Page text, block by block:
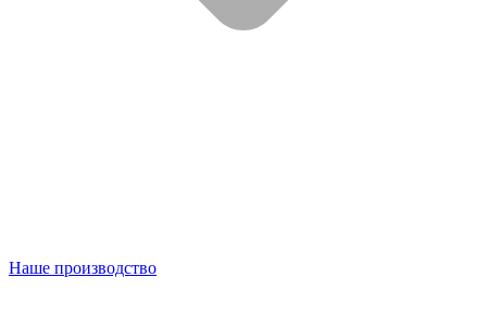
Наше производство